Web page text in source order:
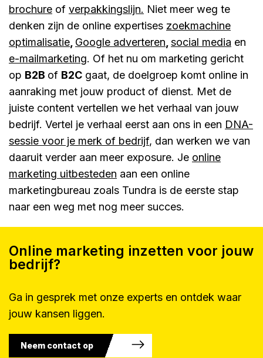
brochure of verpakkingslijn. Niet meer weg te
denken zijn de online expertises zoekmachine
optimalisatie Google adverteren social media en
e-mailmarketing. Of het nu om marketing gericht
op B2B of B2C gaat, de doelgroep komt online in
aanraking met jouw product of dienst. Met de
juiste content vertellen we het verhaal van jouw
bedrijf. Vertel je verhaal eerst aan ons in een DNA-
sessie voor je merk of bedrijf, dan werken we van
daaruit verder aan meer exposure. Je online
marketing uitbesteden aan een online
marketingbureau zoals Tundra is de eerste stap
naar een weg met nog meer succes.
Online marketing inzetten voor jouw
bedrijf?
Ga in gesprek met onze experts en ontdek waar
jouw kansen liggen.
Neem contact op